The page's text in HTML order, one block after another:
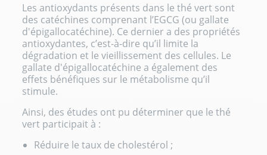
Les antioxydants présents dans le thé vert sont
des catéchines comprenant l’EGCG (ou gallate
d'épigallocatéchine). Ce dernier a des propriétés
antioxydantes, c’est-à-dire qu’il limite la
dégradation et le vieillissement des cellules. Le
gallate d'épigallocatéchine a également des
effets bénéfiques sur le métabolisme qu’il
stimule.
Ainsi, des études ont pu déterminer que le thé
vert participait à :
Réduire le taux de cholestérol ;